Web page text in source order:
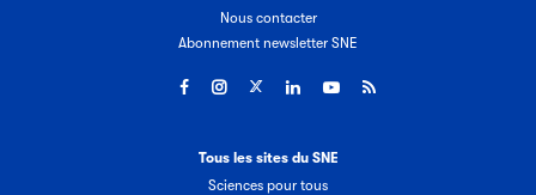
Nous contacter
Abonnement newsletter SNE
Tous les sites du SNE
Sciences pour tous